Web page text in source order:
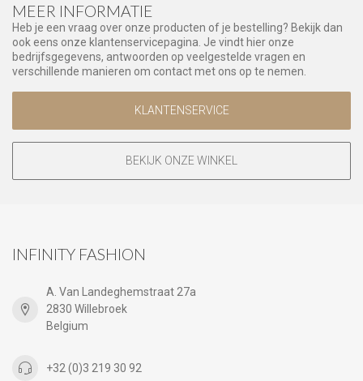
MEER INFORMATIE
Heb je een vraag over onze producten of je bestelling? Bekijk dan
ook eens onze klantenservicepagina. Je vindt hier onze
bedrijfsgegevens, antwoorden op veelgestelde vragen en
verschillende manieren om contact met ons op te nemen.
KLANTENSERVICE
BEKIJK ONZE WINKEL
INFINITY FASHION
A. Van Landeghemstraat 27a
2830 Willebroek
Belgium
+32 (0)3 219 30 92